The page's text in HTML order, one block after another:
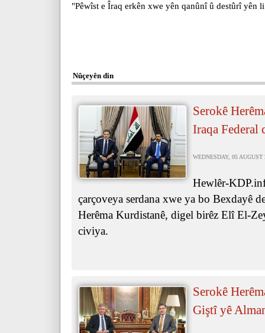
"Pêwîst e Îraq erkên xwe yên qanûnî û destûrî yên
Nûçeyên din
Serokê
Iraqa Federal
WEDNESDAY, 05 AUGUST
Hewlêr-
çarçoveya serdana xwe ya bo Bexdayê
Herêma Kurdistanê, digel birêz Elî El-
civiya.
Serokê
Giştî yê